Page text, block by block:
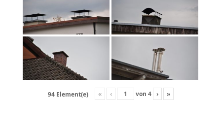
94 Element(e) « ‹ von 4 › »